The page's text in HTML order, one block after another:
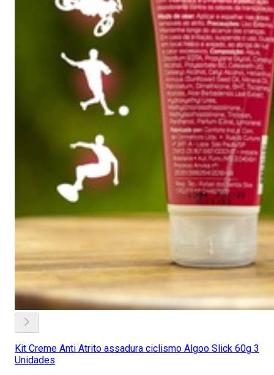
Kit Creme Anti Atrito assadura ciclismo Algoo Slick 60g 3
Unidades